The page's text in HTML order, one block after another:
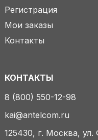
Регистрация
Мои заказы
Контакты
КОНТАКТЫ
8 (800) 550-12-98
kai@antelcom.ru
125430, г. Москва, ул.